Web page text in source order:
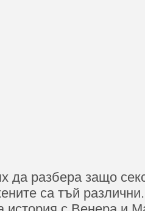
да разбера защо
са тъй